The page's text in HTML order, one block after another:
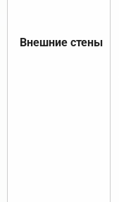
Внешние стены